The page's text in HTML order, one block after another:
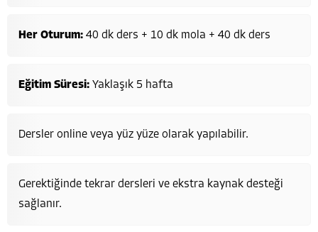
Her Oturum: 40 dk ders + 10 dk mola + 40 dk ders
Eğitim Süresi: Yaklaşık 5 hafta
Dersler online veya yüz yüze olarak yapılabilir.
Gerektiğinde tekrar dersleri ve ekstra kaynak desteği
sağlanır.